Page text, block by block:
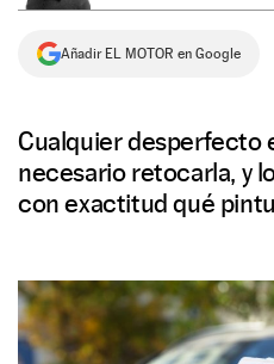
Añadir EL MOTOR en Google
Cualquier desperfecto
necesario retocarla, y
con exactitud qué